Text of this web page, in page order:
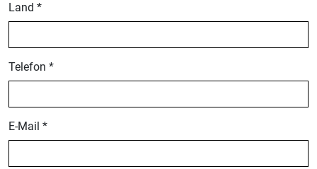
Land *
Telefon *
E-Mail *